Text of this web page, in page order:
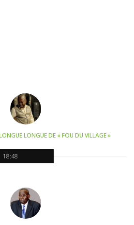
18:48
LONGUE DE « FOU DU VILLAGE »